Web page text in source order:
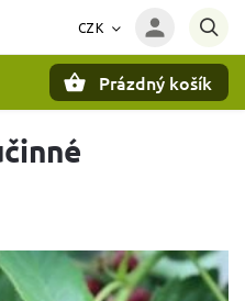
CZK
Prázdný košík